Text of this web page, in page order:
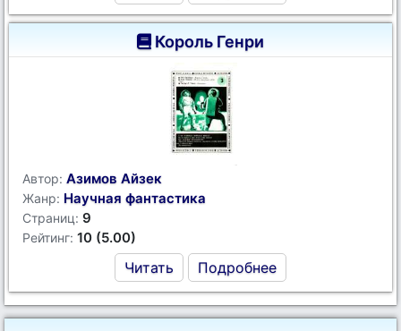
Король Генри
Автор: Азимов Айзек
Жанр: Научная фантастика
Страниц: 9
Рейтинг: 10 (5.00)
Читать Подробнее